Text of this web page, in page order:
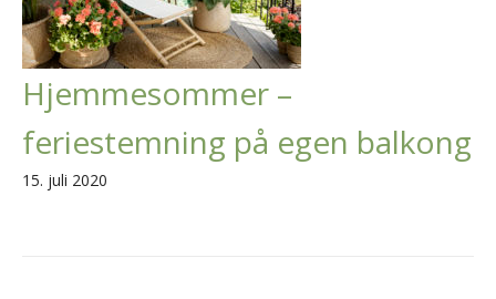
Hjemmesommer –
feriestemning på egen balkong
15. juli 2020